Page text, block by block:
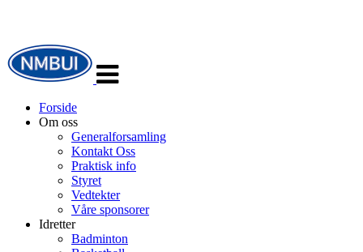
navigasjon
Forside
Om oss
Generalforsamling
Kontakt Oss
Praktisk info
Styret
Vedtekter
Våre sponsorer
Idretter
Badminton